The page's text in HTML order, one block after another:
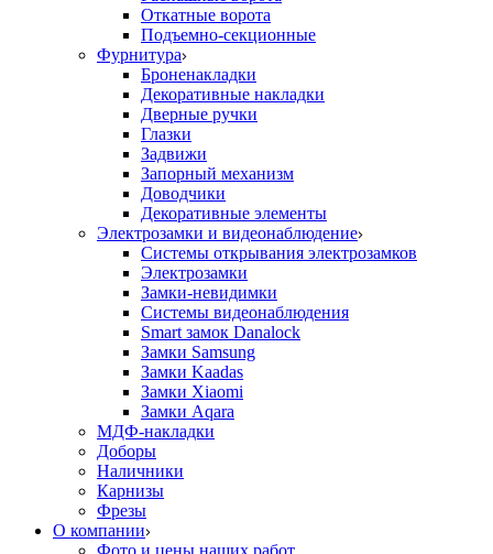
Откатные ворота
Подъемно-секционные
Фурнитура
Броненакладки
Декоративные накладки
Дверные ручки
Глазки
Задвижи
Запорный механизм
Доводчики
Декоративные элементы
Электрозамки и видеонаблюдение
Системы открывания электрозамков
Электрозамки
Замки-невидимки
Системы видеонаблюдения
Smart замок Danalock
Замки Samsung
Замки Kaadas
Замки Xiaomi
Замки Aqara
МДФ-накладки
Доборы
Наличники
Карнизы
Фрезы
О компании
Фото и цены наших работ